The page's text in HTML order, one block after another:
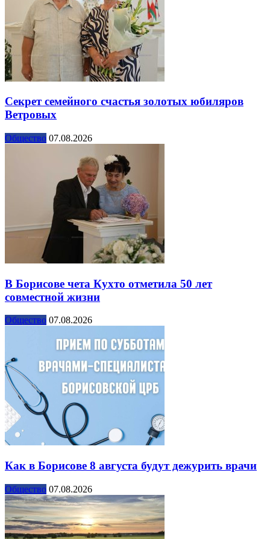
Секрет семейного счастья золотых юбиляров
Ветровых
Общество 07.08.2026
В Борисове чета Кухто отметила 50 лет
совместной жизни
Общество 07.08.2026
Как в Борисове 8 августа будут дежурить врачи
Общество 07.08.2026